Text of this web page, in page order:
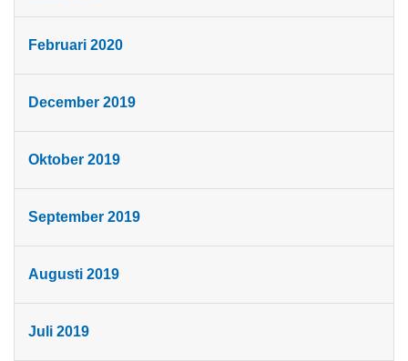
Februari 2020
December 2019
Oktober 2019
September 2019
Augusti 2019
Juli 2019